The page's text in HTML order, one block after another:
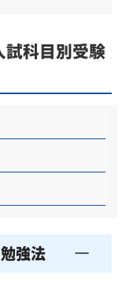
・時期別の勉強
名古屋女子大学
学健康科学部合
のよくある質
科目別受験
強法